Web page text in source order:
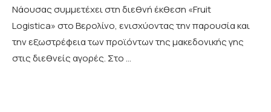
Νάουσας συμμετέχει στη διεθνή έκθεση «Fruit
Logistica» στο Βερολίνο, ενισχύοντας την παρουσία και
την εξωστρέφεια των προϊόντων της μακεδονικής γης
στις διεθνείς αγορές. Στο …